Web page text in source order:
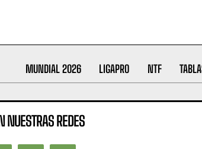
MUNDIAL 2026 LIGAPRO NTF
NUESTRAS REDES